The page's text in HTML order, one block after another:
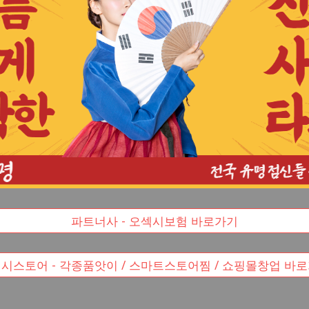
파트너사 - 오섹시보험 바로가기
스토어 - 각종품앗이 / 스마트스토어찜 / 쇼핑몰창업 바